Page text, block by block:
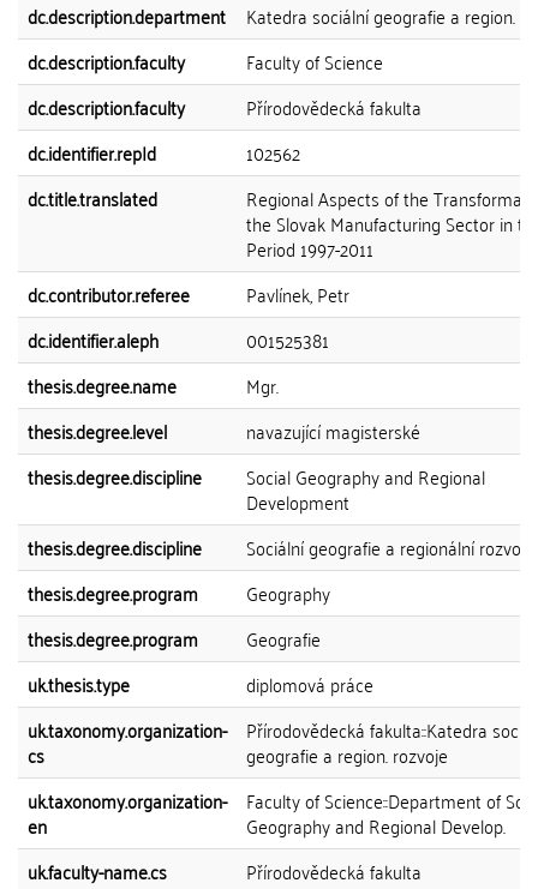
dc.description.department
Katedra sociální geografie a region.
dc.description.faculty
Faculty of Science
dc.description.faculty
Přírodovědecká fakulta
dc.identifier.repId
102562
dc.title.translated
Regional Aspects of the
the Slovak Manufacturing Sector in
Period 1997-2011
dc.contributor.referee
Pavlínek, Petr
dc.identifier.aleph
001525381
thesis.degree.name
Mgr.
thesis.degree.level
navazující magisterské
thesis.degree.discipline
Social Geography and Regional
Development
thesis.degree.discipline
Sociální geografie a regionální rozvoj
thesis.degree.program
Geography
thesis.degree.program
Geografie
uk.thesis.type
diplomová práce
uk.taxonomy.organization-
cs
Přírodovědecká fakulta::Katedra
geografie a region. rozvoje
uk.taxonomy.organization-
en
Faculty of Science::Department of
Geography and Regional Develop.
uk.faculty-name.cs
Přírodovědecká fakulta